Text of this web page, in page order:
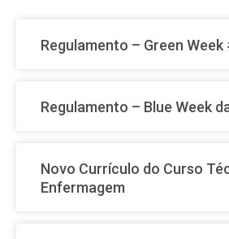
Regulamento – Green Week
Regulamento – Blue Week
Novo Currículo do Curso
Enfermagem